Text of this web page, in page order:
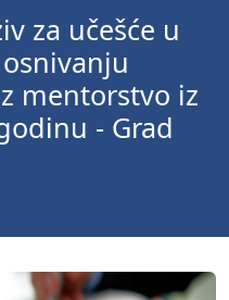
za učešće u
mentorstvo iz
- Grad